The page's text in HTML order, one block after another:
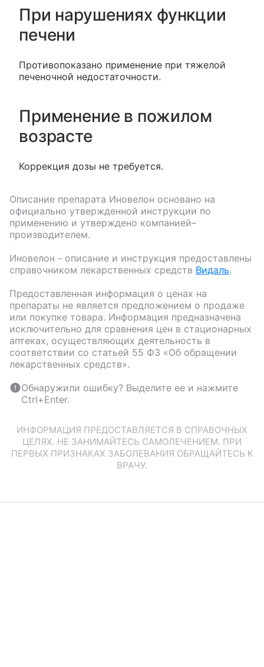
При нарушениях функции
печени
Противопоказано применение при тяжелой
печеночной недостаточности.
Применение в пожилом
возрасте
Коррекция дозы не требуется.
Описание препарата Иновелон основано на
официально утвержденной инструкции по
применению и утверждено компанией–
производителем.
Иновелон - описание и инструкция предоставлены
справочником лекарственных средств Видаль.
Предоставленная информация о ценах на
препараты не является предложением о продаже
или покупке товара. Информация предназначена
исключительно для сравнения цен в стационарных
аптеках, осуществляющих деятельность в
соответствии со статьей 55 ФЗ «Об обращении
лекарственных средств».
Обнаружили ошибку? Выделите ее и нажмите
Ctrl+Enter.
ИНФОРМАЦИЯ ПРЕДОСТАВЛЯЕТСЯ В СПРАВОЧНЫХ
ЦЕЛЯХ. НЕ ЗАНИМАЙТЕСЬ САМОЛЕЧЕНИЕМ. ПРИ
ПЕРВЫХ ПРИЗНАКАХ ЗАБОЛЕВАНИЯ ОБРАЩАЙТЕСЬ К
ВРАЧУ.